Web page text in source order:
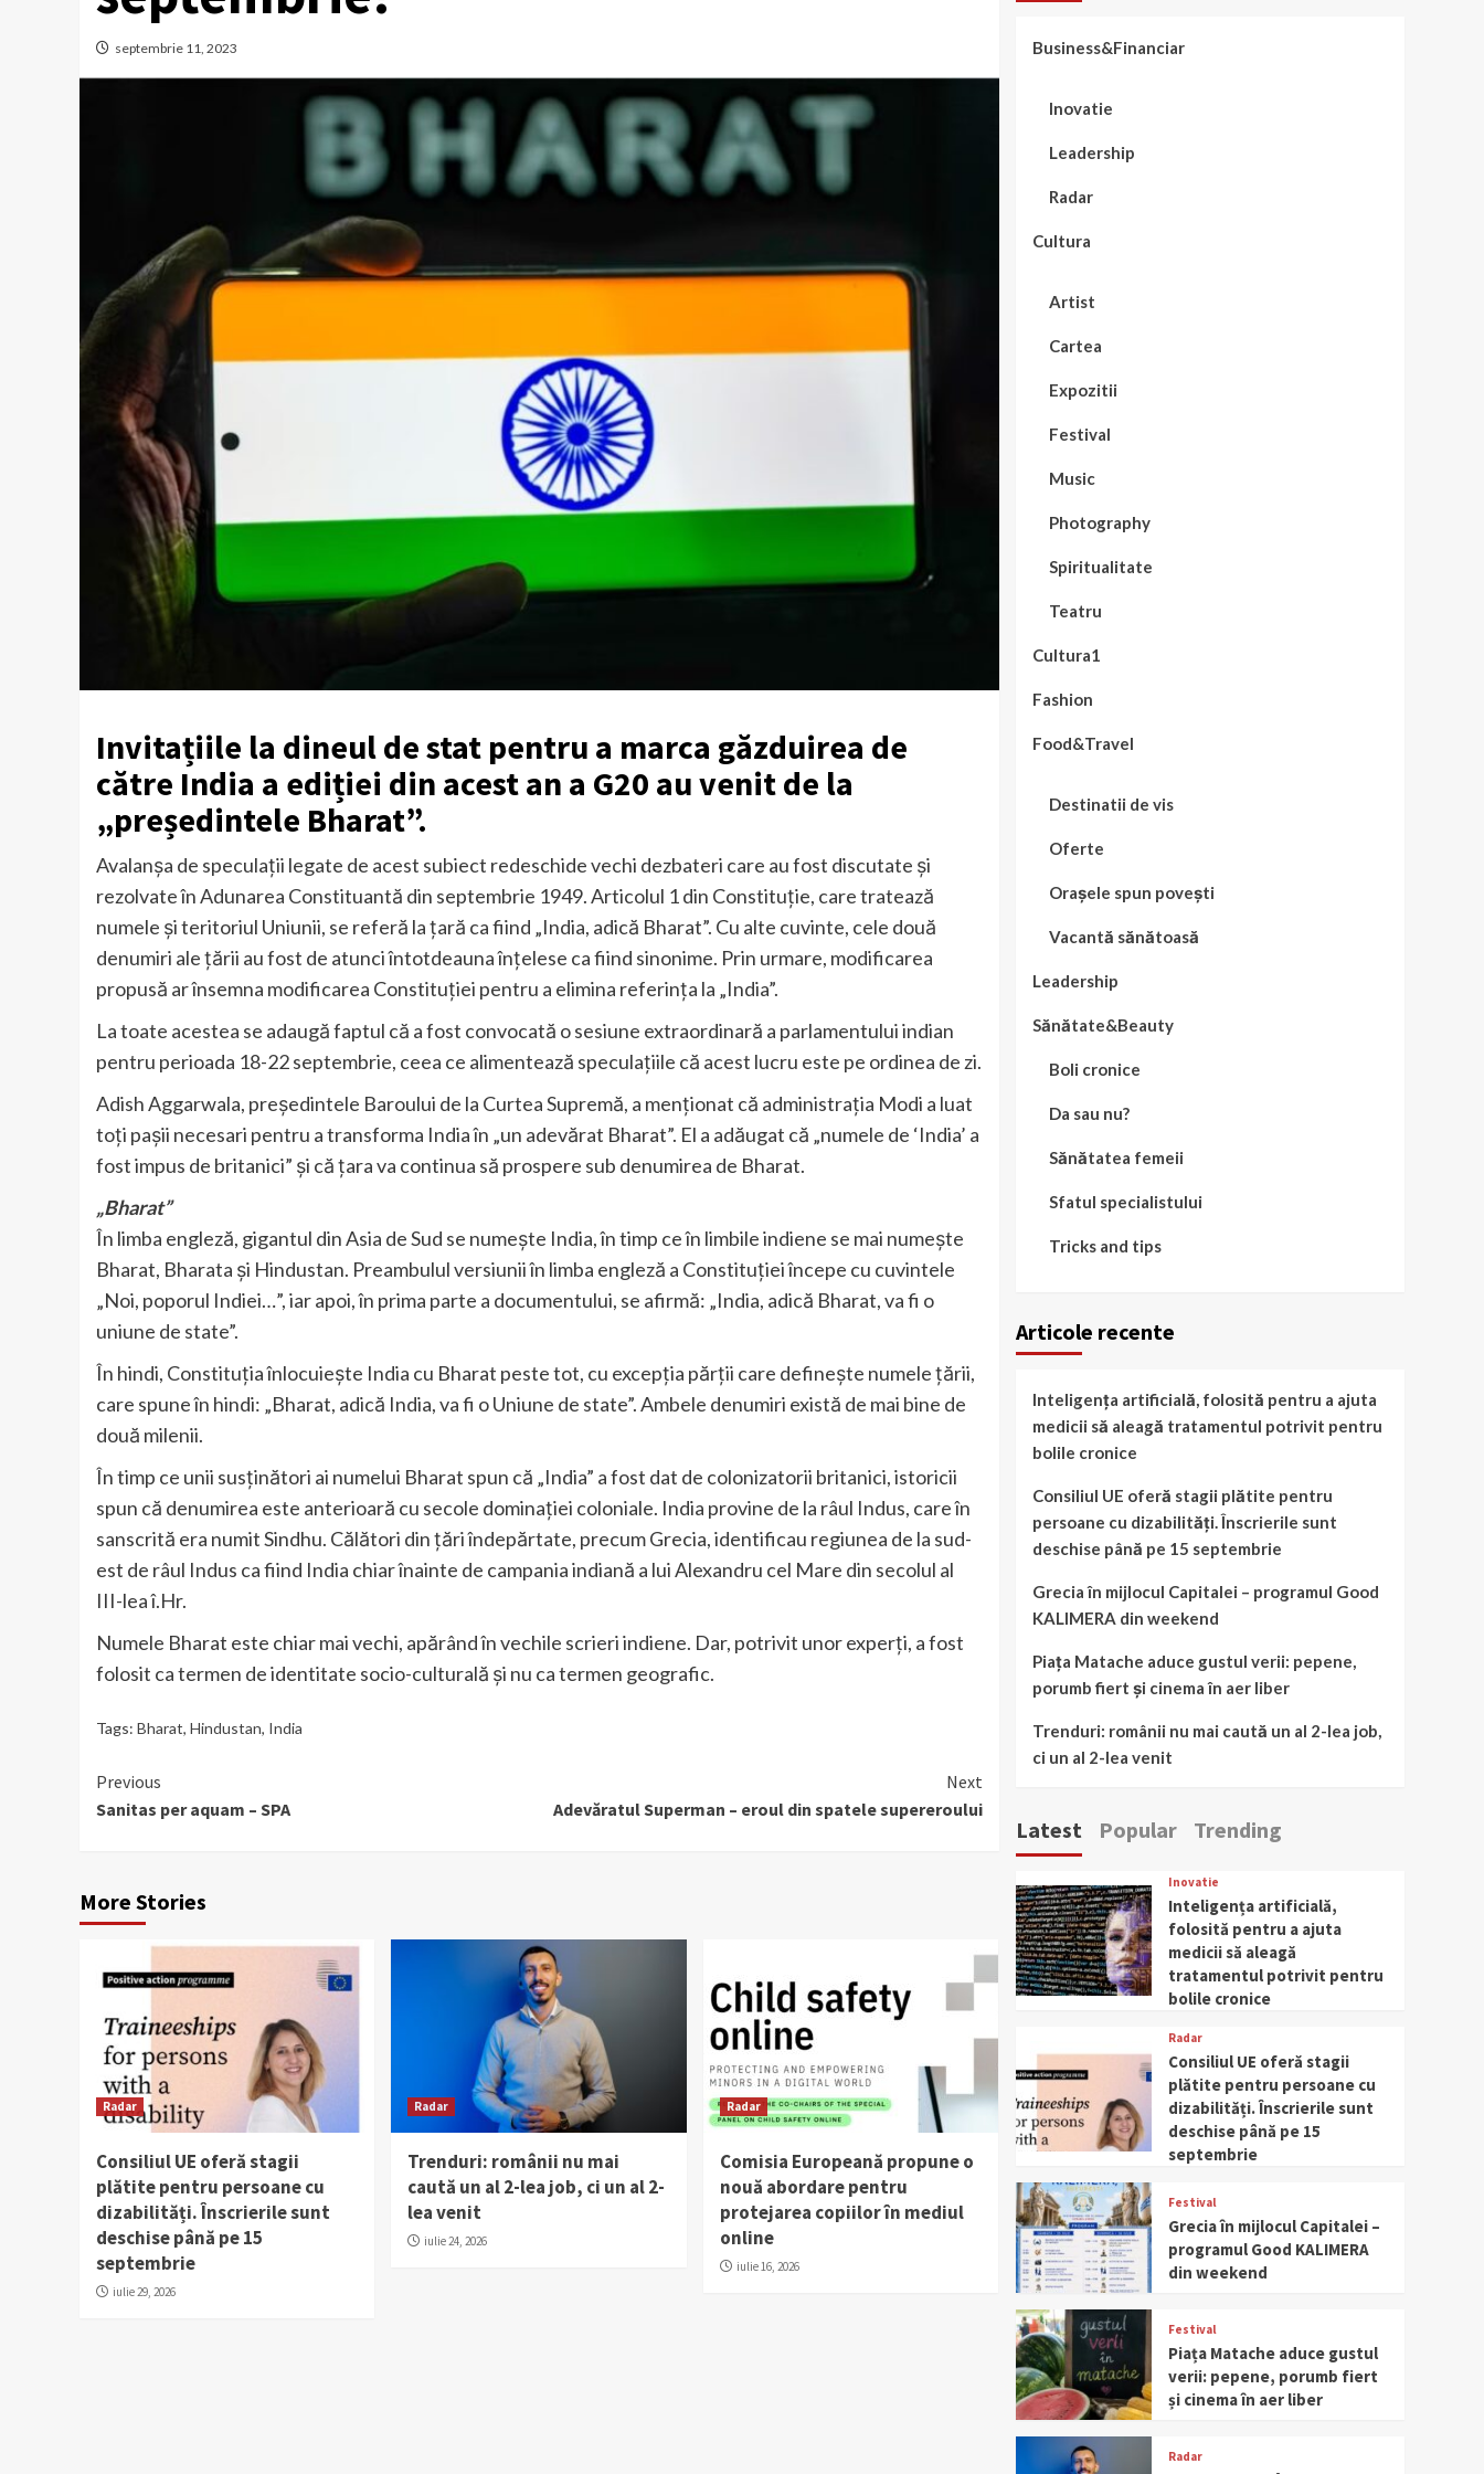
septembrie 11, 2023
Invitațiile la dineul de stat pentru a marca găzduirea de
către India a ediției din acest an a G20 au venit de la
„președintele Bharat”.
Avalanșa de speculații legate de acest subiect redeschide vechi dezbateri care au fost discutate și
rezolvate în Adunarea Constituantă din septembrie 1949. Articolul 1 din Constituție, care tratează
numele și teritoriul Uniunii, se referă la țară ca fiind „India, adică Bharat”. Cu alte cuvinte, cele două
denumiri ale țării au fost de atunci întotdeauna înțelese ca fiind sinonime. Prin urmare, modificarea
propusă ar însemna modificarea Constituției pentru a elimina referința la „India”.
La toate acestea se adaugă faptul că a fost convocată o sesiune extraordinară a parlamentului indian
pentru perioada 18-22 septembrie, ceea ce alimentează speculațiile că acest lucru este pe ordinea de zi.
Adish Aggarwala, președintele Baroului de la Curtea Supremă, a menționat că administrația Modi a luat
toți pașii necesari pentru a transforma India în „un adevărat Bharat”. El a adăugat că „numele de ‘India’ a
fost impus de britanici” și că țara va continua să prospere sub denumirea de Bharat.
„Bharat”
În limba engleză, gigantul din Asia de Sud se numește India, în timp ce în limbile indiene se mai numește
Bharat, Bharata și Hindustan. Preambulul versiunii în limba engleză a Constituției începe cu cuvintele
„Noi, poporul Indiei…”, iar apoi, în prima parte a documentului, se afirmă: „India, adică Bharat, va fi o
uniune de state”.
În hindi, Constituția înlocuiește India cu Bharat peste tot, cu excepția părții care definește numele țării,
care spune în hindi: „Bharat, adică India, va fi o Uniune de state”. Ambele denumiri există de mai bine de
două milenii.
În timp ce unii susținători ai numelui Bharat spun că „India” a fost dat de colonizatorii britanici, istoricii
spun că denumirea este anterioară cu secole dominației coloniale. India provine de la râul Indus, care în
sanscrită era numit Sindhu. Călători din țări îndepărtate, precum Grecia, identificau regiunea de la sud-
est de râul Indus ca fiind India chiar înainte de campania indiană a lui Alexandru cel Mare din secolul al
III-lea î.Hr.
Numele Bharat este chiar mai vechi, apărând în vechile scrieri indiene. Dar, potrivit unor experți, a fost
folosit ca termen de identitate socio-culturală și nu ca termen geografic.
Tags: Bharat, Hindustan, India
Continue
Reading
Previous
Sanitas per aquam – SPA
Next
Adevăratul Superman – eroul din spatele supereroului
More Stories
Radar
Consiliul UE oferă stagii
plătite pentru persoane cu
dizabilități. Înscrierile sunt
deschise până pe 15
septembrie
iulie 29, 2026
Radar
Trenduri: românii nu mai
caută un al 2-lea job, ci un al 2-
lea venit
iulie 24, 2026
Radar
Comisia Europeană propune o
nouă abordare pentru
protejarea copiilor în mediul
online
iulie 16, 2026
Business&Financiar
Inovatie
Leadership
Radar
Cultura
Artist
Cartea
Expozitii
Festival
Music
Photography
Spiritualitate
Teatru
Cultura1
Fashion
Food&Travel
Destinatii de vis
Oferte
Orașele spun povești
Vacantă sănătoasă
Leadership
Sănătate&Beauty
Boli cronice
Da sau nu?
Sănătatea femeii
Sfatul specialistului
Tricks and tips
Articole recente
Inteligența artificială, folosită pentru a ajuta
medicii să aleagă tratamentul potrivit pentru
bolile cronice
Consiliul UE oferă stagii plătite pentru
persoane cu dizabilități. Înscrierile sunt
deschise până pe 15 septembrie
Grecia în mijlocul Capitalei – programul Good
KALIMERA din weekend
Piața Matache aduce gustul verii: pepene,
porumb fiert și cinema în aer liber
Trenduri: românii nu mai caută un al 2-lea job,
ci un al 2-lea venit
Latest Popular Trending
Inovatie
Inteligența artificială,
folosită pentru a ajuta
medicii să aleagă
tratamentul potrivit pentru
bolile cronice
Radar
Consiliul UE oferă stagii
plătite pentru persoane cu
dizabilități. Înscrierile sunt
deschise până pe 15
septembrie
Festival
Grecia în mijlocul Capitalei –
programul Good KALIMERA
din weekend
Festival
Piața Matache aduce gustul
verii: pepene, porumb fiert
și cinema în aer liber
Radar